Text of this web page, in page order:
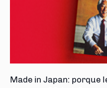
Made in Japan: porque